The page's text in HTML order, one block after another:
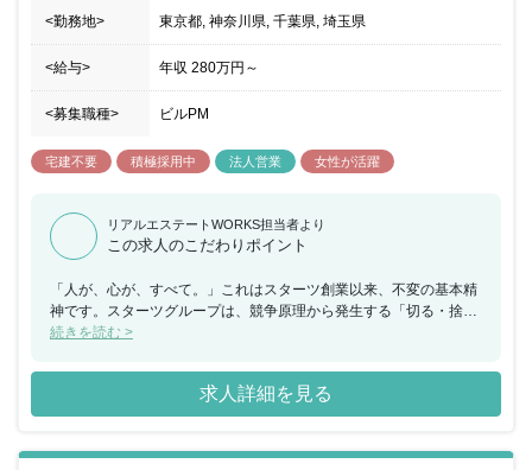
<勤務地> 東京都, 神奈川県, 千葉県, 埼玉県
<給与> 年収 280万円 ～
<募集職種> ビルPM
宅建不要 積極採用中 法人営業 女性が活躍
リアルエステートWORKS担当者より
この求人のこだわりポイント
「人が、心が、すべて。」これはスターツ創業以来、不変の基本精
神です。スターツグループは、競争原理から発生する「切る・捨て
る」といった合理主義とは対極の「救う・拾う」という一人ひとり
ープの今回事業として不動産管理を担うスターツアメニティーは ・
お客様が困っている時に自然に手を差し伸べる。 ・人に喜んでもら
うことをエネルギーにできる。 ・頑張る人は皆で応援する。 ・自
そこには派閥も学閥も年功序列もありません。一人ひとりの個性を
続きを読む >
求人詳細を見る